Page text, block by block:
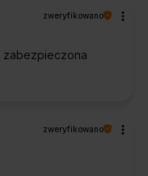
zweryfikowano
zabezpieczona
zweryfikowano